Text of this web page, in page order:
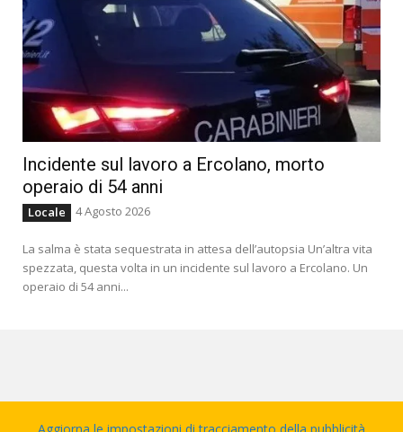
Incidente sul lavoro a Ercolano, morto
operaio di 54 anni
Locale 4 Agosto 2026
La salma è stata sequestrata in attesa dell’autopsia Un’altra vita
spezzata, questa volta in un incidente sul lavoro a Ercolano. Un
operaio di 54 anni...